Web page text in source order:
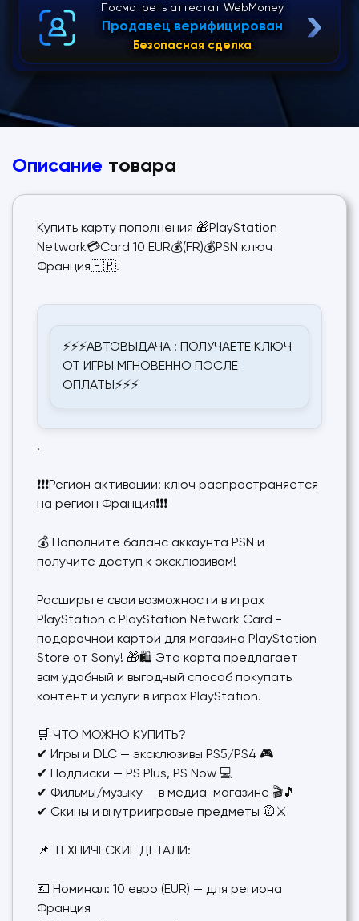
Посмотреть аттестат WebMoney
Продавец верифицирован
Безопасная сделка
Описание товара
Купить карту пополнения 🎁PlayStation
Network💳Card 10 EUR💰(FR)💰PSN ключ
Франция🇫🇷.
⚡⚡⚡АВТОВЫДАЧА : ПОЛУЧАЕТЕ КЛЮЧ
ОТ ИГРЫ МГНОВЕННО ПОСЛЕ
ОПЛАТЫ⚡⚡⚡
.
❗❗❗Регион активации: ключ распространяется
на регион Франция❗❗❗
💰 Пополните баланс аккаунта PSN и
получите доступ к эксклюзивам!
Расширьте свои возможности в играх
PlayStation с PlayStation Network Card -
подарочной картой для магазина PlayStation
Store от Sony! 🎁🛍️ Эта карта предлагает
вам удобный и выгодный способ покупать
контент и услуги в играх PlayStation.
🛒 ЧТО МОЖНО КУПИТЬ?
✔ Игры и DLC — эксклюзивы PS5/PS4 🎮
✔ Подписки — PS Plus, PS Now 💻
✔ Фильмы/музыку — в медиа-магазине 🎬🎵
✔ Скины и внутриигровые предметы 🧥⚔️
📌 ТЕХНИЧЕСКИЕ ДЕТАЛИ:
💶 Номинал: 10 евро (EUR) — для региона
Франция